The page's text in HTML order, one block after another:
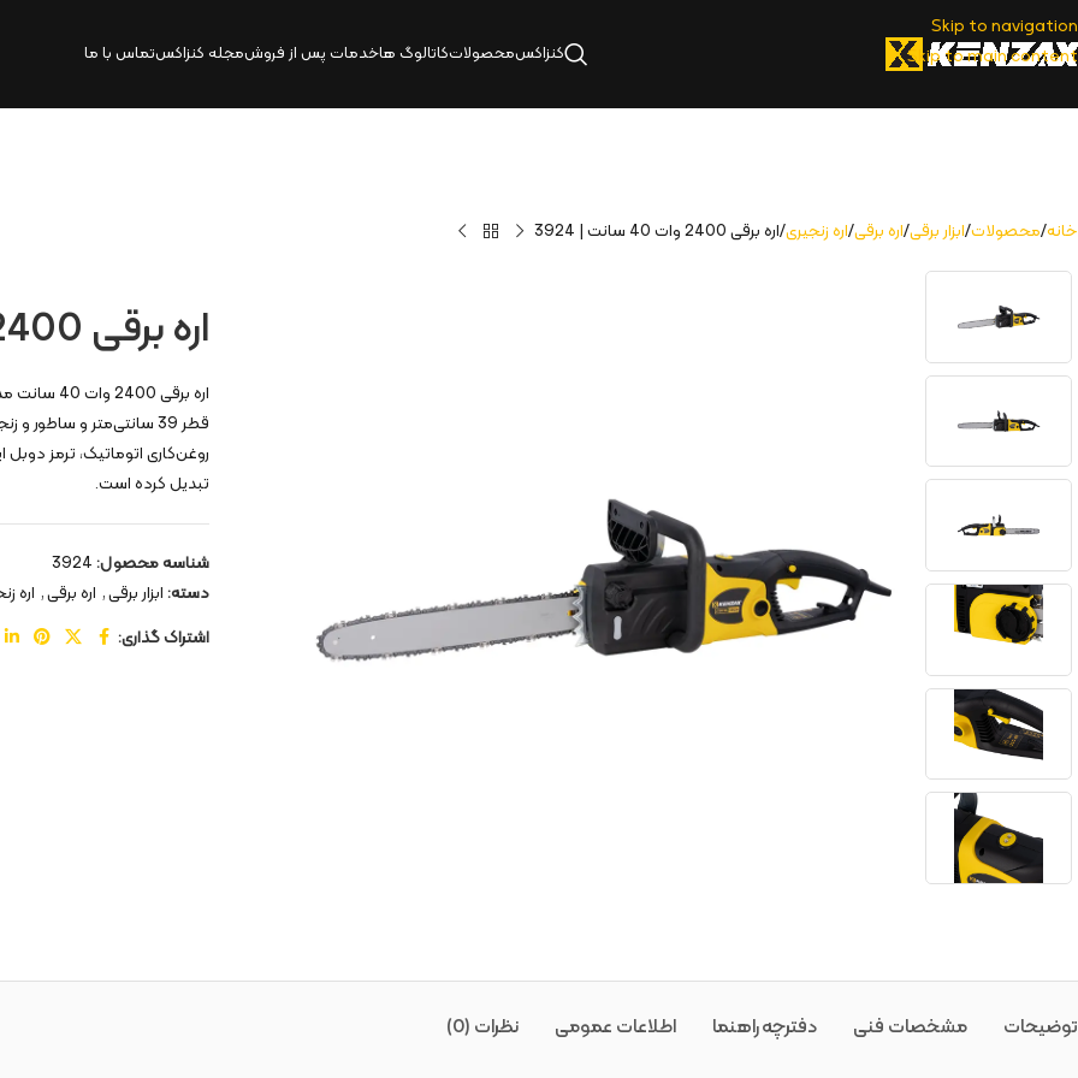
Skip to navigation
Skip to main content
کنزاکسمحصولاتکاتالوگ‌ هاخدمات پس از فروشمجله کنزاکستماس با ما
خانه محصولات ابزار برقی اره برقی اره زنجیری اره برقی 2400 وات 40 سانت | 3924
اره برقی 2400 وات 40 سانت | 3924
روغن‌کاری اتوماتیک، ترمز دوبل
تبدیل کرده است.
شناسه محصول:3924
دسته:ابزار برقی, اره برقی, اره
اشتراک گذاری:
توضیحات نظرات (0) مشخصات فنی اطلاعات عمومی دفترچه راهنما